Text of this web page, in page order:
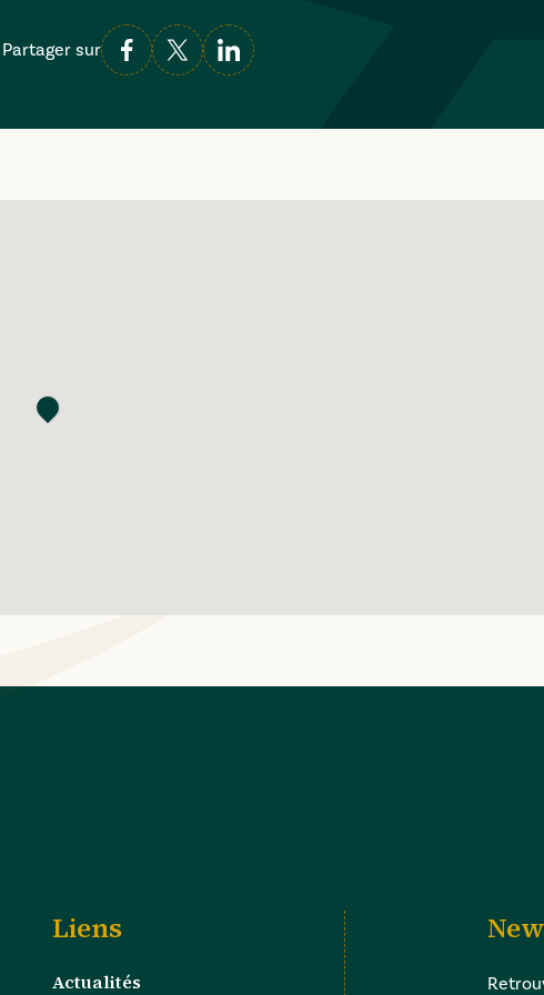
Partager sur
Liens
Actualités